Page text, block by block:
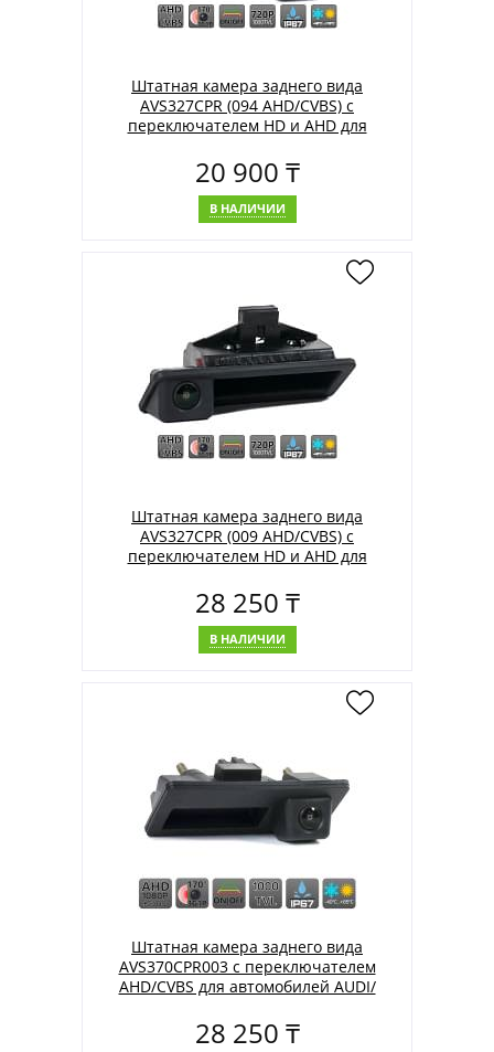
Штатная камера заднего вида
AVS327CPR (094 AHD/CVBS) с
переключателем HD и AHD для
20 900 ₸
В НАЛИЧИИ
Штатная камера заднего вида
AVS327CPR (009 AHD/CVBS) с
переключателем HD и AHD для
28 250 ₸
В НАЛИЧИИ
Штатная камера заднего вида
AVS370CPR003 с переключателем
AHD/CVBS для автомобилей AUDI/
28 250 ₸